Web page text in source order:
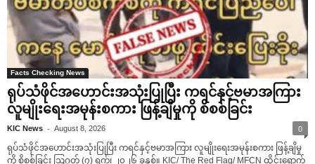
Facts Checking News
ရုပ်သံဖိုင်အဟောင်းအသုံးပြုပြီး ကရင်နှင့်ဗမာအကြား
လူမျိုးရေးအမုန်းစကား ဖြန့်ချိမှုကို စိစစ်ခြင်း
KIC News - August 8, 2026 0
ရုပ်သံဖိုင်အဟောင်းအသုံးပြုပြီး ကရင်နှင့်ဗမာအကြား လူမျိုးရေးအမုန်းစကား ဖြန့်ချိမှု
ကို စိစစ်ခြင်း ဩဂုတ် (၇) ရက်၊ ၂၀၂၆ ခုနှစ်။ KIC/ The Red Flag/ MFCN ထိုင်းရောက်